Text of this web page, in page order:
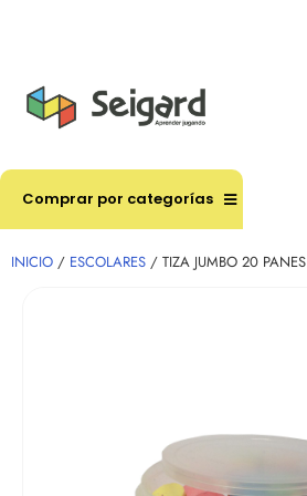
Comprar por categorías
INICIO / ESCOLARES / TIZA JUMBO 20 PANES